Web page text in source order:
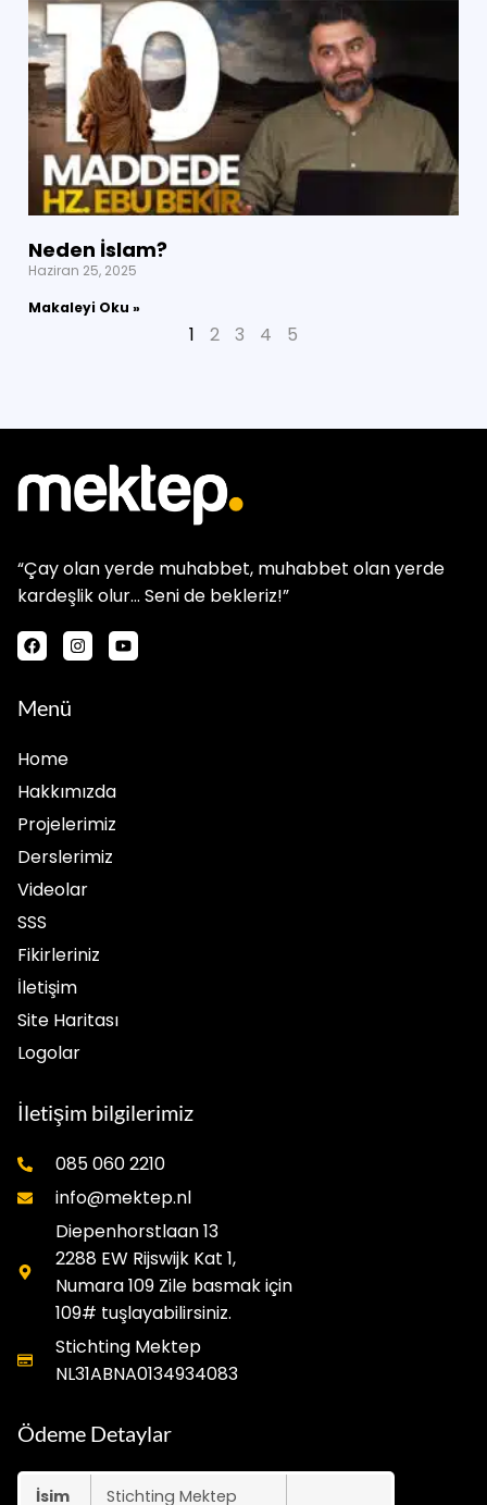
Neden İslam?
Haziran 25, 2025
Makaleyi Oku »
1 2 3 4 5
“Çay olan yerde muhabbet, muhabbet olan yerde
kardeşlik olur… Seni de bekleriz!”
Menü
Home
Hakkımızda
Projelerimiz
Derslerimiz
Videolar
SSS
Fikirleriniz
İletişim
Site Haritası
Logolar
İletişim bilgilerimiz
085 060 2210
info@mektep.nl
Diepenhorstlaan 13
2288 EW Rijswijk Kat 1,
Numara 109 Zile basmak için
109# tuşlayabilirsiniz.
Stichting Mektep
NL31ABNA0134934083
Ödeme Detaylar
İsim Stichting Mektep